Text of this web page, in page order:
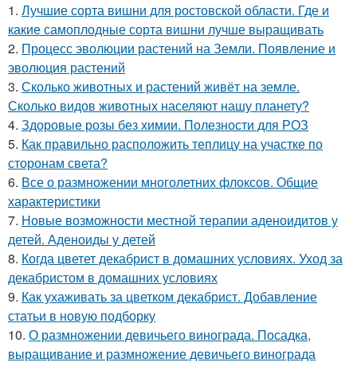
1. Лучшие сорта вишни для ростовской области. Где и
какие самоплодные сорта вишни лучше выращивать
2. Процесс эволюции растений на Земли. Появление и
эволюция растений
3. Сколько животных и растений живёт на земле.
Сколько видов животных населяют нашу планету?
4. Здоровые розы без химии. Полезности для РОЗ
5. Как правильно расположить теплицу на участке по
сторонам света?
6. Все о размножении многолетних флоксов. Общие
характеристики
7. Новые возможности местной терапии аденоидитов у
детей. Аденоиды у детей
8. Когда цветет декабрист в домашних условиях. Уход за
декабристом в домашних условиях
9. Как ухаживать за цветком декабрист. Добавление
статьи в новую подборку
10. О размножении девичьего винограда. Посадка,
выращивание и размножение девичьего винограда